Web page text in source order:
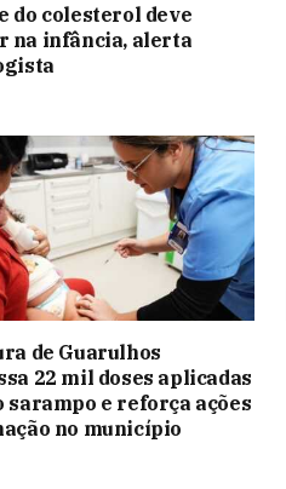
do colesterol deve
na infância, alerta
de Guarulhos
22 mil doses aplicadas
sarampo e reforça ações
no município